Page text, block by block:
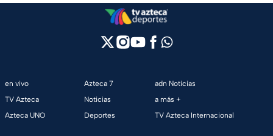
en vivo
TV Azteca
Azteca UNO
Azteca 7
Noticias
Deportes
adn Noticias
a más +
TV Azteca Internacional